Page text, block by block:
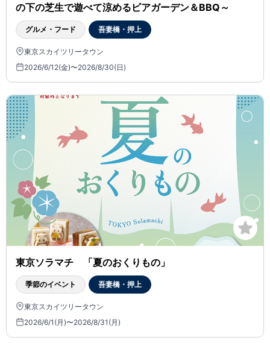
の下の芝生で遊べて涼めるビアガーデン＆BBQ～
グルメ・フード 吾妻橋・押上
東京スカイツリータウン
2026/6/12(金)〜2026/8/30(日)
東京ソラマチ 「夏のおくりもの」
季節のイベント 吾妻橋・押上
東京スカイツリータウン
2026/6/1(月)〜2026/8/31(月)